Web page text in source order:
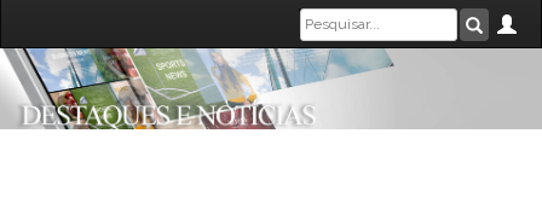
Caixa
de
pesquisa